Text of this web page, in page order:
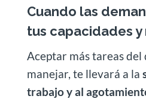
Cuando las
tus capacidades y
Aceptar más tareas del
manejar, te llevará a la
trabajo y al